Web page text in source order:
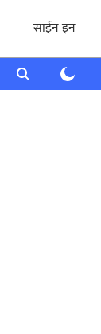
साईन इन
राशी भविष्य